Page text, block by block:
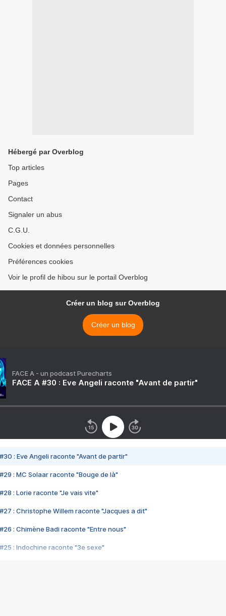
Hébergé par Overblog
Top articles
Pages
Contact
Signaler un abus
C.G.U.
Cookies et données personnelles
Préférences cookies
Voir le profil de hibou sur le portail Overblog
Créer un blog sur Overblog
Créer un blog
FACE A - un podcast Purecharts
FACE A #30 : Eve Angeli raconte "Avant de partir"
#30 : Eve Angeli raconte "Avant de partir"
#29 : MC Solaar raconte "Bouge de là"
#28 : Lorie raconte "Je vais vite"
#27 : Christophe Willem raconte "Jacques a dit"
#26 : Chimène Badi raconte "Entre nous"
#25 : Indochine raconte "3e sexe"